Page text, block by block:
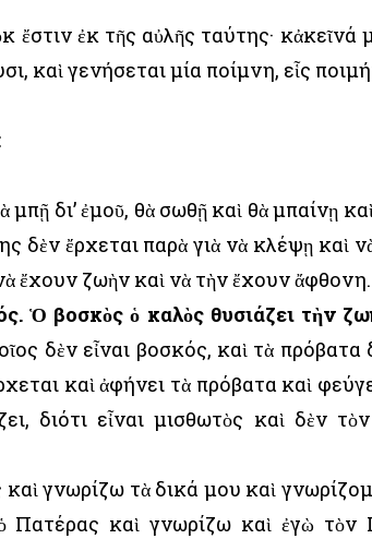
ἐκ τῆς αὐλῆς ταύτης· κἀκεῖνά
καὶ γενήσεται μία ποίμνη, εἷς
μπῇ δι’ ἐμοῦ, θὰ σωθῇ καὶ θὰ μπαίνῃ
δὲν ἔρχεται παρὰ γιὰ νὰ κλέψῃ καὶ
ἔχουν ζωὴν καὶ νὰ τὴν ἔχουν ἄφθονη.
Ὁ βοσκὸς ὁ καλὸς θυσιάζει τὴν
δὲν εἶναι βοσκός, καὶ τὰ πρόβατα
καὶ ἀφήνει τὰ πρόβατα καὶ
διότι εἶναι μισθωτὸς καὶ δὲν
γνωρίζω τὰ δικά μου καὶ
Πατέρας καὶ γνωρίζω καὶ ἐγὼ τὸν